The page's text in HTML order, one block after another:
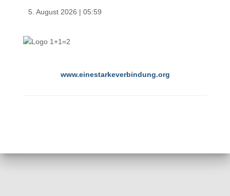
5. August 2026 | 05:59
www.einestarkeverbindung.org